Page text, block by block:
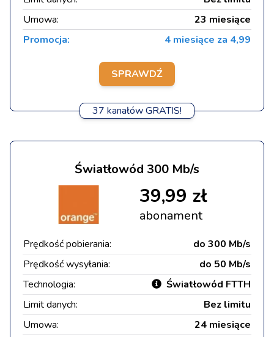
Umowa:
23 miesiące
Promocja:
4 miesiące za 4,99
SPRAWDŹ
37 kanałów GRATIS!
Światłowód 300 Mb/s
39,99 zł
abonament
Prędkość pobierania:
do 300 Mb/s
Prędkość wysyłania:
do 50 Mb/s
Technologia:
Światłowód FTTH
Limit danych:
Bez limitu
Umowa:
24 miesiące